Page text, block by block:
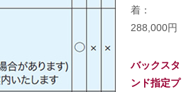
着：
288,000円
バックスタ
ンド指定プ